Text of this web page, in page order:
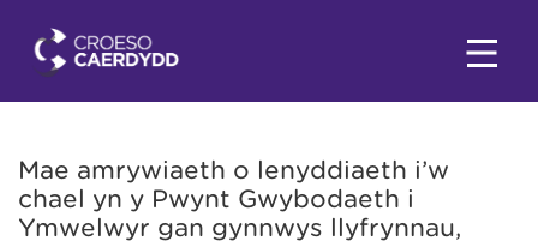
Mae amrywiaeth o lenyddiaeth i’w
chael yn y Pwynt Gwybodaeth i
Ymwelwyr gan gynnwys llyfrynnau,